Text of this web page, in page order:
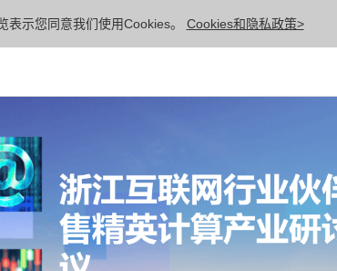
表示您同意我们使用Cookies。 Cookies和隐私政策>